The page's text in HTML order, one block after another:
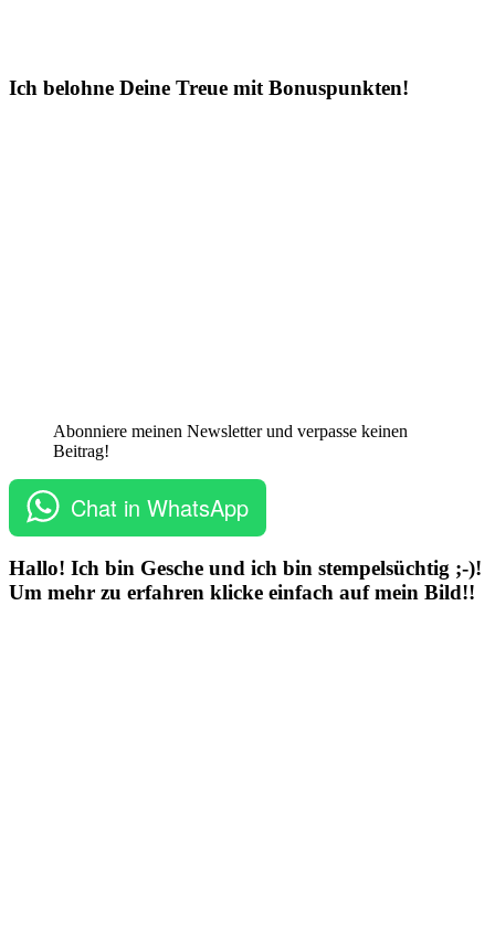
Ich belohne Deine Treue mit Bonuspunkten!
Abonniere meinen Newsletter und verpasse keinen
Beitrag!
Chat in WhatsApp
Hallo! Ich bin Gesche und ich bin stempelsüchtig ;-)!
Um mehr zu erfahren klicke einfach auf mein Bild!!